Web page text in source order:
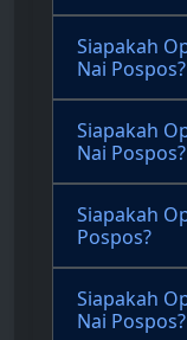
Siapakah
Nai Pospos?
Siapakah
Nai Pospos?
Siapakah
Pospos?
Siapakah
Nai Pospos?